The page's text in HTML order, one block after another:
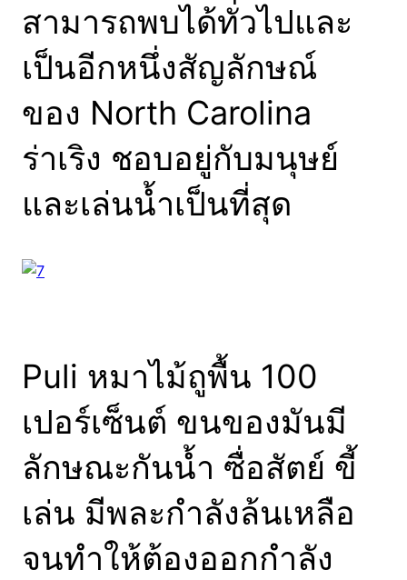
สามารถพบได้ทั่วไปและ
เป็นอีกหนึ่งสัญลักษณ์
ของ North Carolina
ร่าเริง ชอบอยู่กับมนุษย์
และเล่นน้ำเป็นที่สุด
Puli หมาไม้ถูพื้น 100
เปอร์เซ็นต์ ขนของมันมี
ลักษณะกันน้ำ ซื่อสัตย์ ขี้
เล่น มีพละกำลังล้นเหลือ
จนทำให้ต้องออกกำลัง